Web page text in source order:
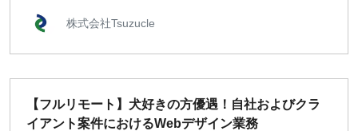
株式会社Tsuzucle
【フルリモート】犬好きの方優遇！自社およびクラ
イアント案件におけるWebデザイン業務